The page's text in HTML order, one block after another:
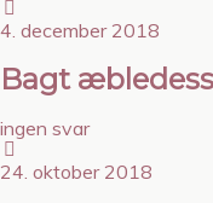
4. december 2018
Bagt
ingen svar
24. oktober 2018